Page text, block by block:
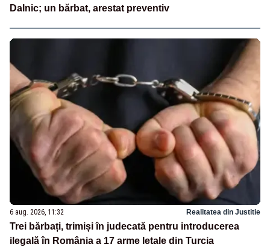
Dalnic; un bărbat, arestat preventiv
6 aug. 2026, 11:32 Realitatea din Justitie
Trei bărbați, trimiși în judecată pentru introducerea
ilegală în România a 17 arme letale din Turcia